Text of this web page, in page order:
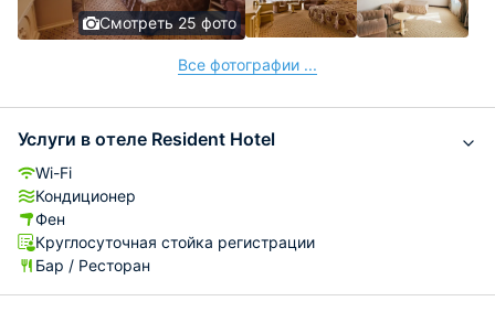
Смотреть 25 фото
Все фотографии ...
Услуги в отеле Resident Hotel
Wi-Fi
Кондиционер
Фен
Круглосуточная стойка регистрации
Бар / Ресторан